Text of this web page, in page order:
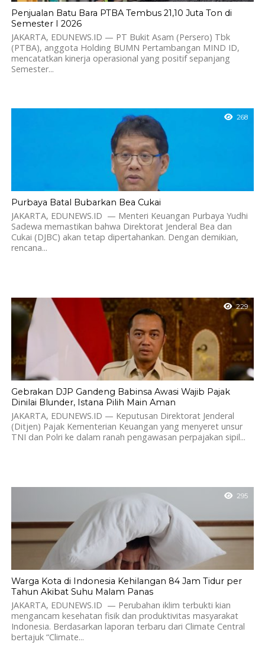
Penjualan Batu Bara PTBA Tembus 21,10 Juta Ton di
Semester I 2026
JAKARTA, EDUNEWS.ID — PT Bukit Asam (Persero) Tbk
(PTBA), anggota Holding BUMN Pertambangan MIND ID,
mencatatkan kinerja operasional yang positif sepanjang
Semester...
268
Purbaya Batal Bubarkan Bea Cukai
JAKARTA, EDUNEWS.ID — Menteri Keuangan Purbaya Yudhi
Sadewa memastikan bahwa Direktorat Jenderal Bea dan
Cukai (DJBC) akan tetap dipertahankan. Dengan demikian,
rencana...
229
Gebrakan DJP Gandeng Babinsa Awasi Wajib Pajak
Dinilai Blunder, Istana Pilih Main Aman
JAKARTA, EDUNEWS.ID — Keputusan Direktorat Jenderal
(Ditjen) Pajak Kementerian Keuangan yang menyeret unsur
TNI dan Polri ke dalam ranah pengawasan perpajakan sipil...
295
Warga Kota di Indonesia Kehilangan 84 Jam Tidur per
Tahun Akibat Suhu Malam Panas
JAKARTA, EDUNEWS.ID — Perubahan iklim terbukti kian
mengancam kesehatan fisik dan produktivitas masyarakat
Indonesia. Berdasarkan laporan terbaru dari Climate Central
bertajuk “Climate...